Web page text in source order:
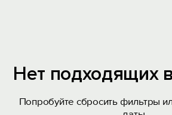
Нет подходящих
Попробуйте сбросить фильтры